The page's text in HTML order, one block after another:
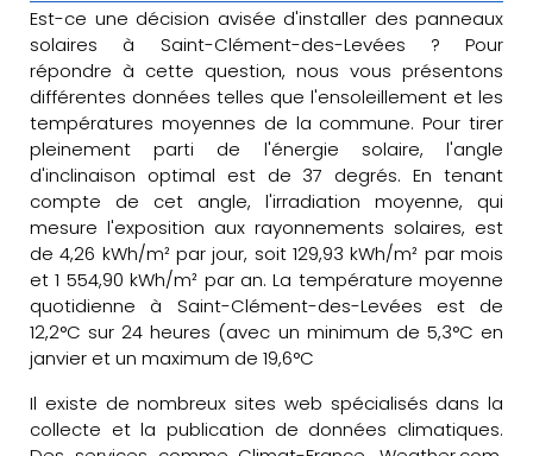
Est-ce une décision avisée d'installer des panneaux
solaires à Saint-Clément-des-Levées ? Pour
répondre à cette question, nous vous présentons
différentes données telles que l'ensoleillement et les
températures moyennes de la commune. Pour tirer
pleinement parti de l'énergie solaire, l'angle
d'inclinaison optimal est de 37 degrés. En tenant
compte de cet angle, l'irradiation moyenne, qui
mesure l'exposition aux rayonnements solaires, est
de 4,26 kWh/m² par jour, soit 129,93 kWh/m² par mois
et 1 554,90 kWh/m² par an. La température moyenne
quotidienne à Saint-Clément-des-Levées est de
12,2°C sur 24 heures (avec un minimum de 5,3°C en
janvier et un maximum de 19,6°C
Il existe de nombreux sites web spécialisés dans la
collecte et la publication de données climatiques.